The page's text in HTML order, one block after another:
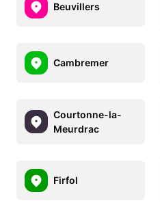
Beuvillers
Cambremer
Courtonne-la-
Meurdrac
Firfol